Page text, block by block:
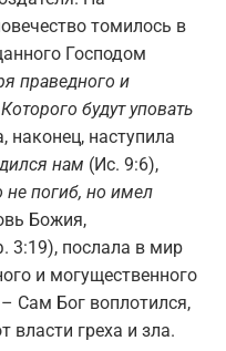
томилось в
Господом
праведного и
будут уповать
наконец, наступила
нам (Ис. 9:6),
погиб, но имел
Божия,
3:19), послала в мир
и могущественного
Сам Бог воплотился,
власти греха и зла.